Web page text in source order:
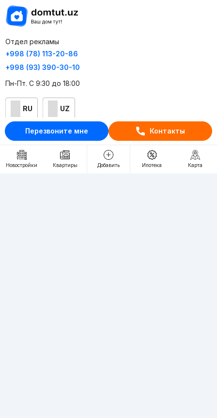
Перезвоните мне Контакты
Новостройки Квартиры Добавить Ипотека Карта
Отдел рекламы
+998 (78) 113-20-86
+998 (93) 390-30-10
Пн-Пт. С 9:30 до 18:00
RU UZ
Контакты
О проекте
Проект компании Webnow ©